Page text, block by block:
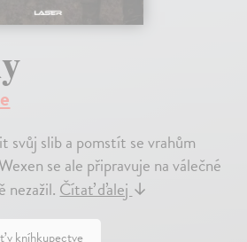
svůj slib a pomstít se vrahům
se ale připravuje na válečné
nezažil. Čítať ďalej ↓
v kníhkupectve